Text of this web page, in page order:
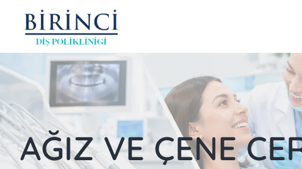
AĞIZ VE ÇENE